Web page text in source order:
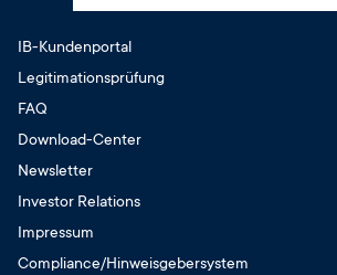
Samstag
geschlossen
Sonntag
13:00 – 16:00 Uhr
Dienstag
13:00 – 17:00 Uhr
8:00 – 12:30 Uhr
IB-Kundenportal
Legitimationsprüfung
FAQ
Download-Center
Newsletter
Investor Relations
Impressum
Compliance/Hinweisgebersystem